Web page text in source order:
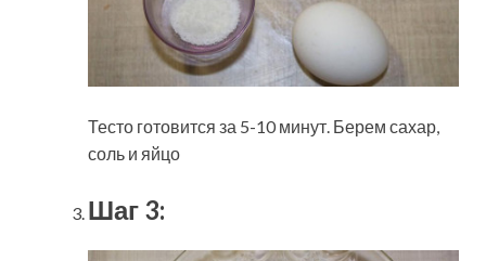
Тесто готовится за 5-10 минут. Берем сахар,
соль и яйцо
Шаг 3: